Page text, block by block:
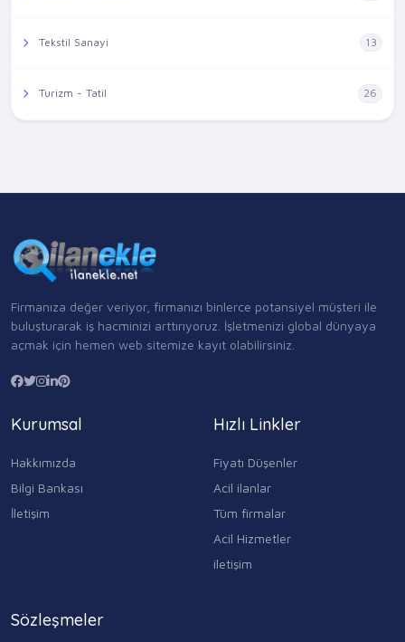
Tekstil Sanayi 13
Turizm - Tatil 26
Firmanıza değer veriyor, firmanızı binlerce potansiyel müşteri ile
buluşturarak iş hacminizi arttırıyoruz. İşletmenizi global dünyaya
açmak için hemen web sitemize kayıt olabilirsiniz.
Kurumsal
Hakkımızda
Bilgi Bankası
İletişim
Hızlı Linkler
Fiyatı Düşenler
Acil ilanlar
Tüm firmalar
Acil Hizmetler
iletişim
Sözleşmeler